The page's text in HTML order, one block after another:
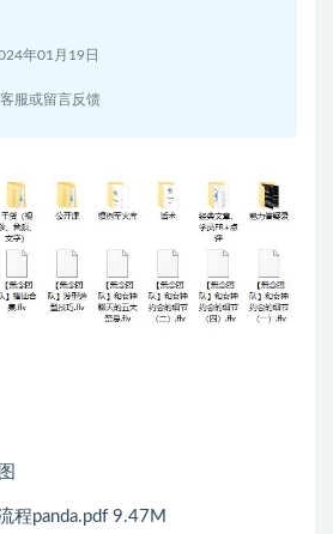
年01月19日
服或留言反馈
程panda.pdf 9.47M